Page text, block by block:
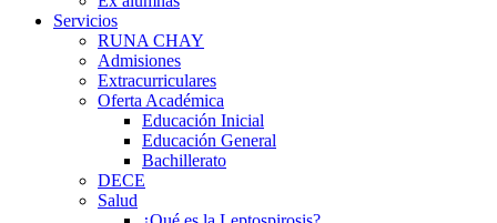
Servicios
RUNA CHAY
Admisiones
Extracurriculares
Oferta Académica
Educación Inicial
Educación General
Bachillerato
DECE
Salud